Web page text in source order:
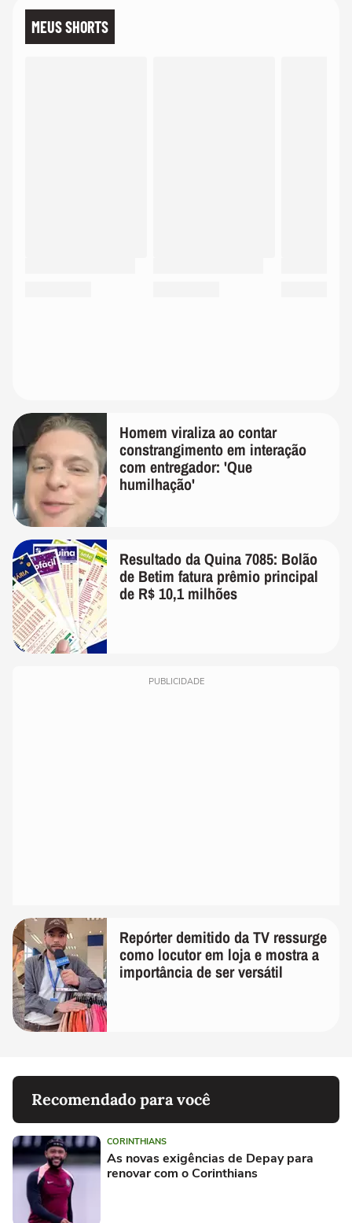
MEUS SHORTS
Homem viraliza ao contar
constrangimento em interação
com entregador: 'Que
humilhação'
Resultado da Quina 7085: Bolão
de Betim fatura prêmio principal
de R$ 10,1 milhões
PUBLICIDADE
Repórter demitido da TV ressurge
como locutor em loja e mostra a
importância de ser versátil
Recomendado para você
CORINTHIANS
As novas exigências de Depay para
renovar com o Corinthians